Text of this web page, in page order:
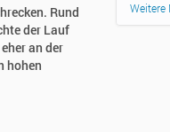
Rund
der Lauf
an der
hohen
Weitere